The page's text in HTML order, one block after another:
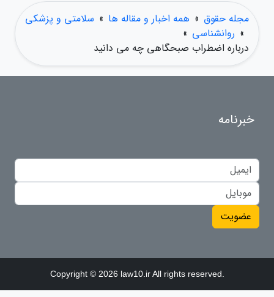
مجله حقوق » همه اخبار و مقاله ها » سلامتی و پزشکی
» روانشناسی »
درباره اضطراب صبحگاهی چه می دانید
خبرنامه
عضویت
Copyright © 2026 law10.ir All rights reserved.